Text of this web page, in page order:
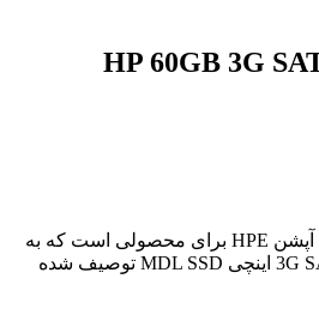
HP 60GB 3G
570761-B21، شماره قطعه آپشن HPE برای محصولی است که به
عنوان 60 گیگابایت 3G SATA 3.5 اینچی MDL SSD توصیف شده